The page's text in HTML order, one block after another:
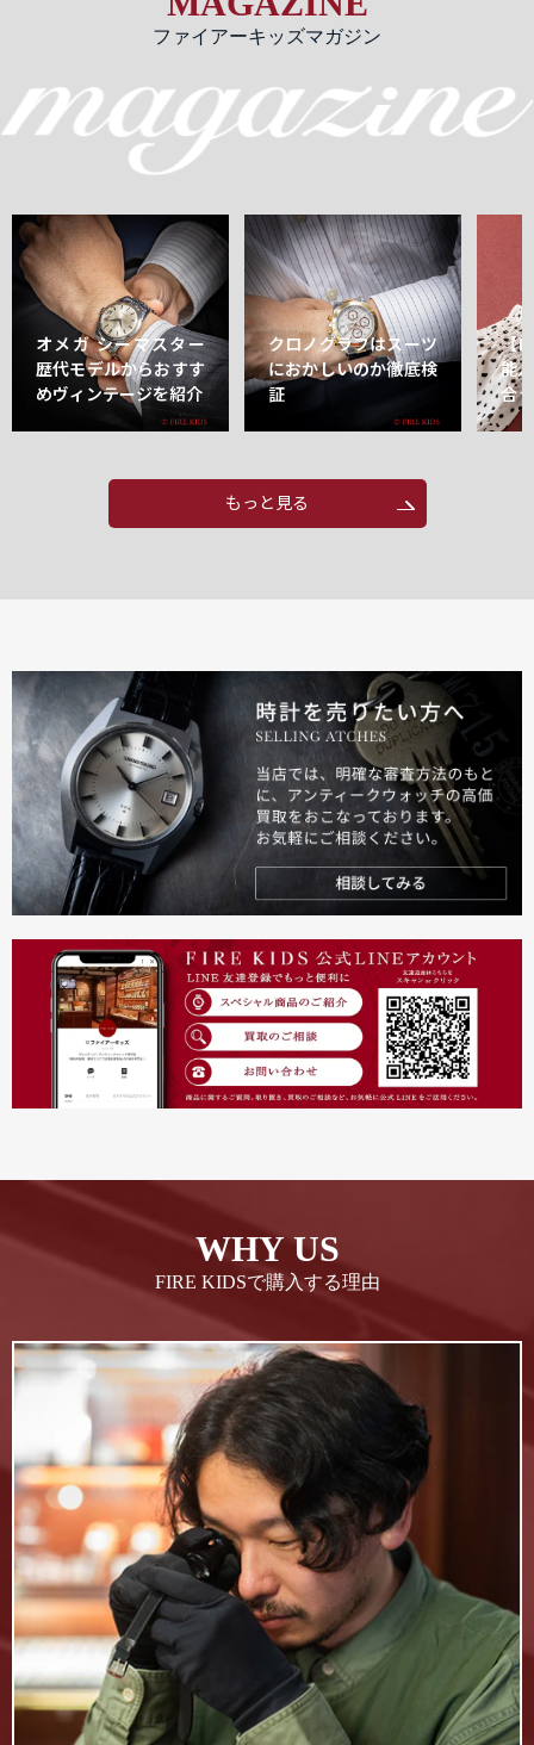
ファイアーキッズマガジン
オメガ シーマスター
歴代モデルからおすす
めヴィンテージを紹介
クロノグラフはスーツ
におかしいのか徹底検
証
【
能
合
もっと見る
WHY US
FIRE KIDSで購入する理由